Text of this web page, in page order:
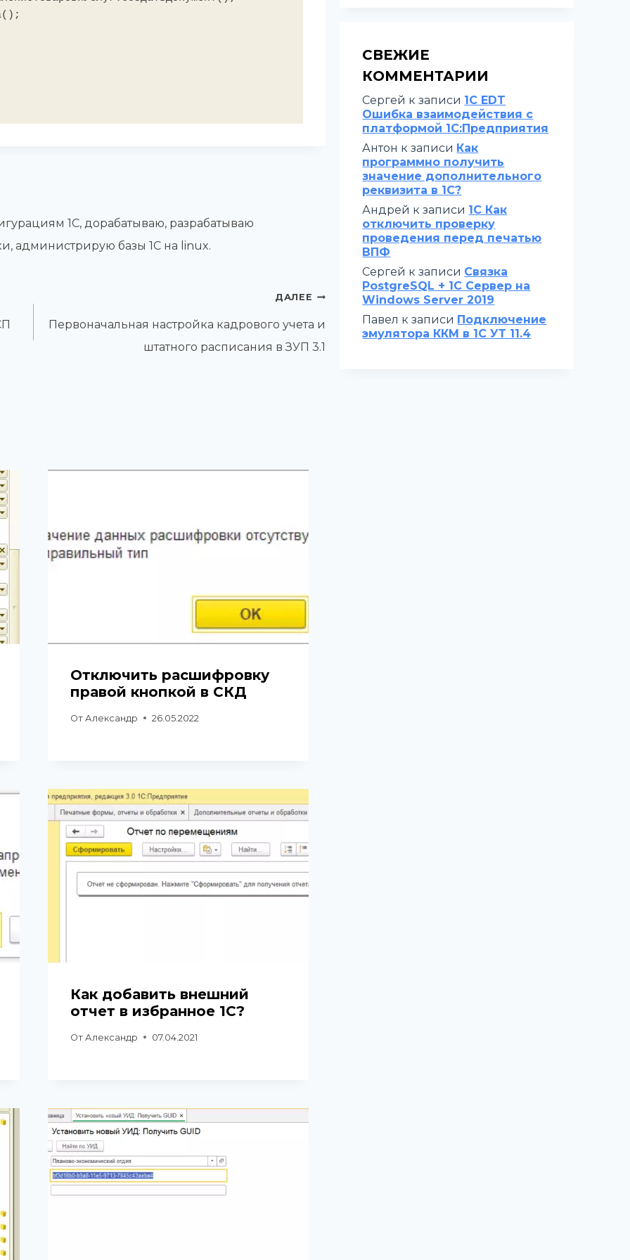
1С, дорабатываю, разрабатываю
администрирую базы 1С на linux.
ДАЛЕЕ
Первоначальная настройка кадрового учета и
штатного расписания в ЗУП 3.1
Отключить расшифровку
правой кнопкой в СКД
От Александр 26.05.2022
Как добавить внешний
отчет в избранное 1С?
От Александр 07.04.2021
СВЕЖИЕ
КОММЕНТАРИИ
Сергей к записи 1C EDT
Ошибка взаимодействия с
платформой 1С:Предприятия
Антон к записи Как
программно получить
значение дополнительного
реквизита в 1С?
Андрей к записи 1С Как
отключить проверку
проведения перед печатью
ВПФ
Сергей к записи Связка
PostgreSQL + 1С Сервер на
Windows Server 2019
Павел к записи Подключение
эмулятора ККМ в 1С УТ 11.4